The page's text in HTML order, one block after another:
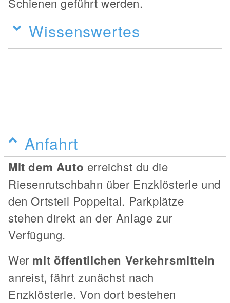
Wissenswertes
Anfahrt
Mit dem Auto erreichst du die
Riesenrutschbahn über Enzklösterle und
den Ortsteil Poppeltal. Parkplätze
stehen direkt an der Anlage zur
Verfügung.
Wer mit öffentlichen Verkehrsmitteln
anreist, fährt zunächst nach
Enzklösterle. Von dort bestehen